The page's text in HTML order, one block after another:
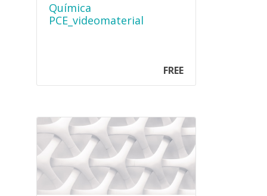
Química
PCE_videomaterial
FREE